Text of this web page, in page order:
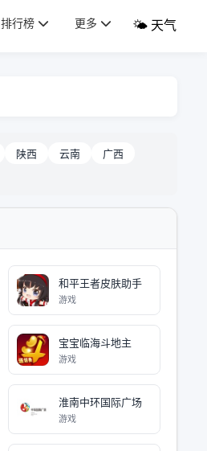
排行榜 更多 🌤️ 天气
陕西 云南
广西
和平王者皮肤助手
游戏
宝宝临海斗地主
游戏
淮南中环国际广场
游戏